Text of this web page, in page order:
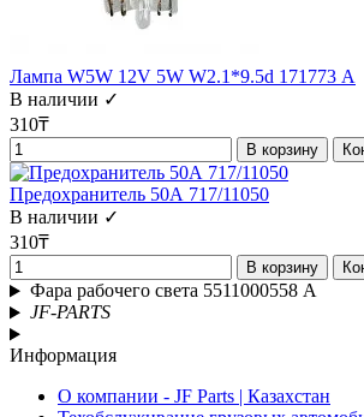
Лампа W5W 12V 5W W2.1*9.5d 171773 А
В наличии ✓
310₸
В корзину
Предохранитель 50А 717/11050
В наличии ✓
310₸
В корзину
Фара рабочего света 5511000558 A
JF-PARTS
Информация
О компании - JF Parts | Казахстан